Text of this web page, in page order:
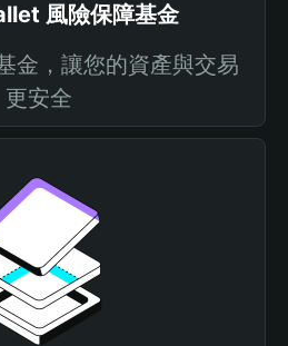
風險保障基金
金，讓您的資產與交易
更安全